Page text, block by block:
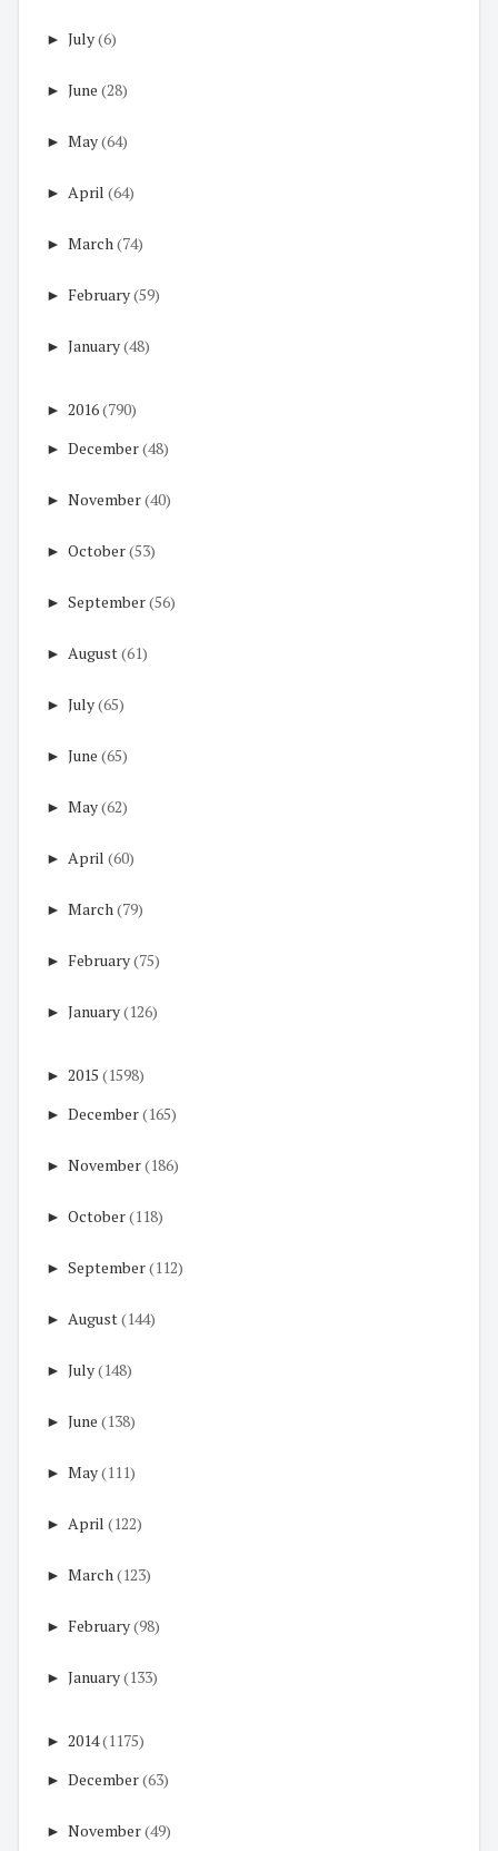
► July(6)
► June (28)
► May(64)
► April (64)
► March(74)
► February(59)
► January(48)
► 2016(790)
► December(48)
► November(40)
► October(53)
► September(56)
► August(61)
► July(65)
► June (65)
► May(62)
► April (60)
► March(79)
► February(75)
► January(126)
► 2015 (1598)
► December(165)
► November(186)
► October(118)
► September(112)
► August(144)
► July(148)
► June (138)
► May(111)
► April (122)
► March(123)
► February(98)
► January(133)
► 2014(1175)
► December(63)
► November(49)